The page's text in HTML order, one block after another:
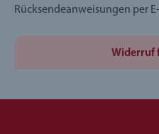
Rücksendeanweisungen per
Widerruf